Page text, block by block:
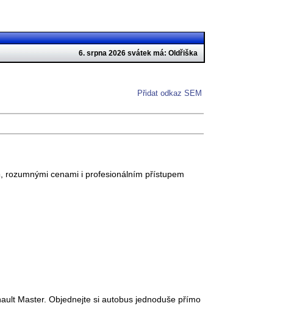
6. srpna 2026 svátek má: Oldřiška
Přidat odkaz SEM
rozumnými cenami i profesionálním přístupem
Master. Objednejte si autobus jednoduše přímo